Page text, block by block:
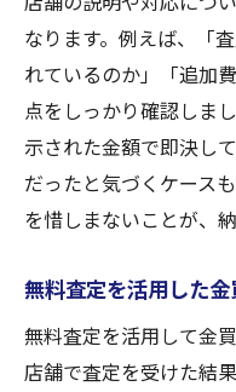
なります。例えば、「
れているのか」「追加
点をしっかり確認しま
示された金額で即決し
だったと気づくケース
を惜しまないことが、
無料査定を活用した
無料査定を活用して金
店舗で査定を受けた結